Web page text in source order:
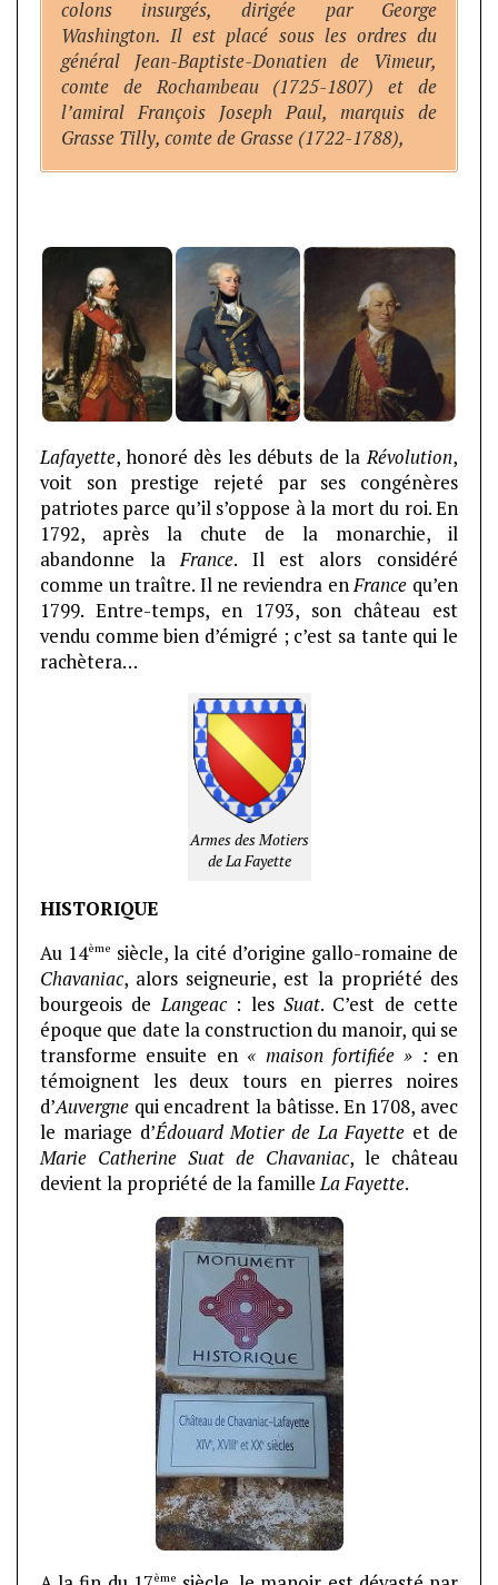
colons insurgés, dirigée par George
Washington. Il est placé sous les ordres du
général Jean-Baptiste-Donatien de Vimeur,
comte de Rochambeau (1725-1807) et de
l’amiral François Joseph Paul, marquis de
Grasse Tilly, comte de Grasse (1722-1788),
Lafayette, honoré dès les débuts de laRévolution,
voit son prestige rejeté par ses congénères
patriotes parce qu’il s’oppose à la mort du roi. En
1792, après la chute de la monarchie, il
abandonne laFrance. Il est alors considéré
comme un traître. Il ne reviendra enFrance qu’en
1799. Entre-temps, en 1793, son château est
vendu comme bien d’émigré ; c’est sa tante qui le
rachètera…
Armes des Motiers
de La Fayette
HISTORIQUE
Au 14ème siècle, la cité d’origine gallo-romaine de
Chavaniac, alors seigneurie, est la propriété des
bourgeois deLangeac : les Suat. C’est de cette
époque que date la construction du manoir, qui se
transforme ensuite en « maison fortifiée » : en
témoignent les deux tours en pierres noires
d’Auvergne qui encadrent la bâtisse. En 1708, avec
le mariage d’Édouard Motier de La Fayette et de
Marie Catherine Suat de Chavaniac, le château
devient la propriété de la familleLa Fayette.
ème